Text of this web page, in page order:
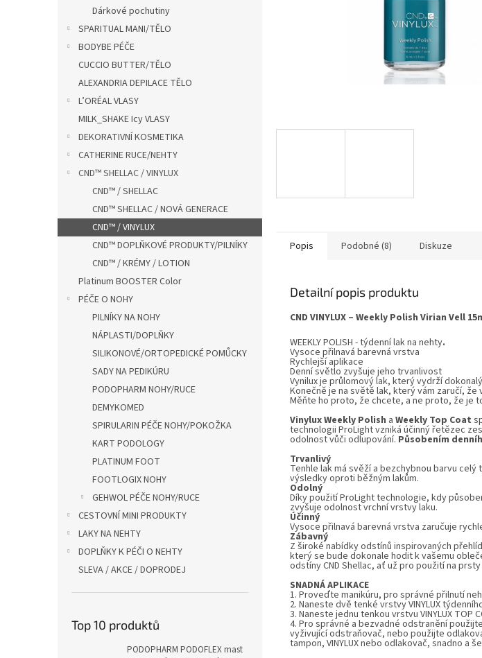
Dárkové pochutiny
SPARITUAL MANI/TĚLO
BODYBE PÉČE
CUCCIO BUTTER/TĚLO
ALEXANDRIA DEPILACE TĚLO
L’ORÉAL VLASY
MILK_SHAKE Icy VLASY
DEKORATIVNÍ KOSMETIKA
CATHERINE RUCE/NEHTY
CND™ SHELLAC / VINYLUX
CND™ / SHELLAC
CND™ SHELLAC / NOVÁ GENERACE
CND™ / VINYLUX
CND™ DOPLŇKOVÉ PRODUKTY/PILNÍKY
CND™ / KRÉMY / LOTION
Platinum BOOSTER Color
PÉČE O NOHY
PILNÍKY NA NOHY
NÁPLASTI/DOPLŇKY
SILIKONOVÉ/ORTOPEDICKÉ POMŮCKY
SADY NA PEDIKÚRU
PODOPHARM NOHY/RUCE
DEMYKOMED
SPIRULARIN PÉČE NOHY/POKOŽKA
KART PODOLOGY
PLATINUM FOOT
FOOTLOGIX NOHY
GEHWOL PÉČE NOHY/RUCE
CESTOVNÍ MINI PRODUKTY
LAKY NA NEHTY
DOPLŇKY K PÉČI O NEHTY
SLEVA / AKCE / DOPRODEJ
Top 10 produktů
PODOPHARM PODOFLEX mast
Popis Podobné (8) Diskuze
Detailní popis produktu
CND VINYLUX – Weekly Polish Virian Vell
WEEKLY POLISH - týdenní lak na nehty.
Vysoce přilnavá barevná vrstva
Rychlejší aplikace
Denní světlo zvyšuje jeho trvanlivost
Vyniluxje průlomový lak, který vydrží
Konečně je na světě lak, který vám zaručí, že
Měňte ho proto, že chcete, a ne proto, že je
VinyluxWeekly Polish a Weekly Top Coat
technologii ProLight vzniká účinný řetězec
odolnost vůči odlupování. Působením
Trvanlivý
Tenhle lak má svěží a bezchybnou barvu
výsledky oproti běžným lakům.
Odolný
Díky použití ProLight technologie, kdy
zvyšuje odolnost vrchní vrstvy laku.
Účinný
Vysoce přilnavá barevná vrstva zaručuje
Zábavný
Z široké nabídky odstínů inspirovaných
který se bude dokonale hodit k vašemu
odstíny CND Shellac, ať už pro použití na
SNADNÁ APLIKACE
1. Proveďte manikúru, pro správné přilnutí
2. Naneste dvě tenké vrstvy VINYLUX
3. Naneste jednu tenkou vrstvu VINYLUX TOP
4. Pro správné a bezvadné odstranění použijte
vyživující odstraňovač, nebo použijte
tampon, VINYLUX nebo odlakovač, snadno a